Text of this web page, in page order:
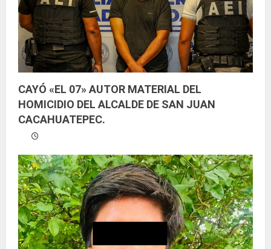
d
o
CAYÓ «EL 07» AUTOR MATERIAL DEL
HOMICIDIO DEL ALCALDE DE SAN JUAN
CACAHUATEPEC.